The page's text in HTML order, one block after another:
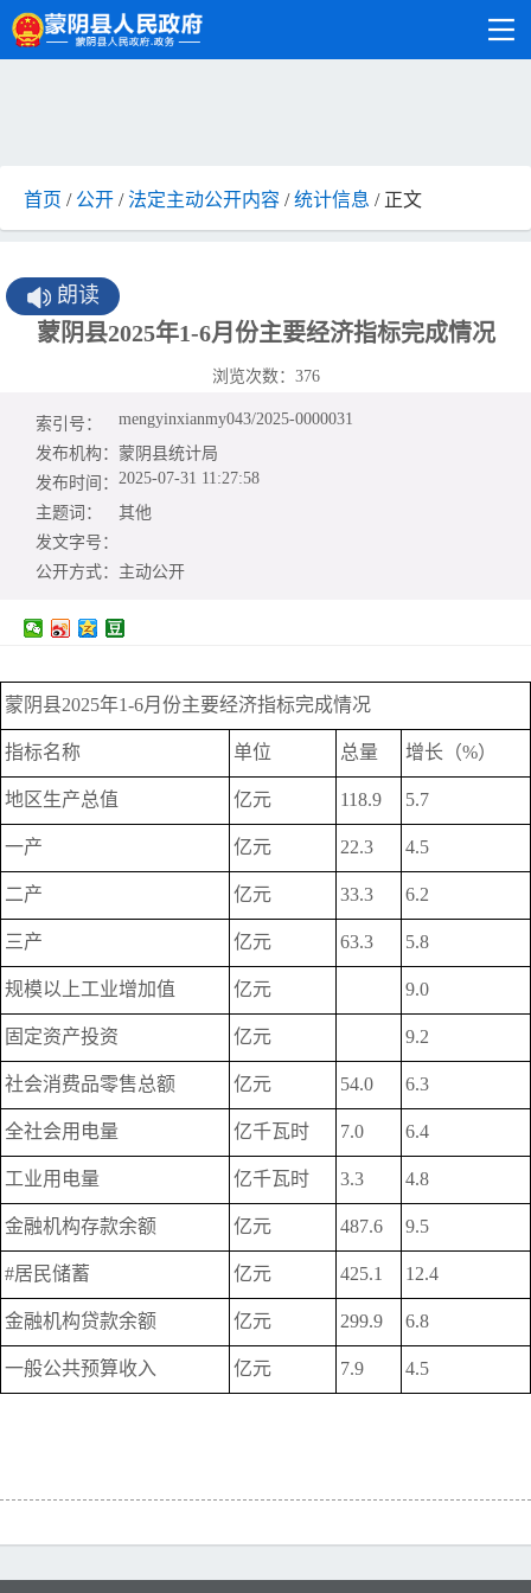
首页 / 公开 /法定主动公开内容 /统计信息 / 正文
朗读
蒙阴县2025年1-6月份主要经济指标完成情况
浏览次数： 376
索引号：
mengyinxianmy043/2025-0000031
发布机构： 蒙阴县统计局
发布时间： 2025-07-31 11:27:58
主题词：
其他
发文字号：
公开方式： 主动公开
蒙阴县2025年1-6月份主要经济指标完成情况
指标名称 单位 总量 增长（%）
地区生产总值 亿元 118.9 5.7
一产 亿元 22.3 4.5
二产 亿元 33.3 6.2
三产 亿元 63.3 5.8
规模以上工业增加值 亿元 9.0
固定资产投资 亿元 9.2
社会消费品零售总额 亿元 54.0 6.3
全社会用电量 亿千瓦时 7.0 6.4
工业用电量 亿千瓦时 3.3 4.8
金融机构存款余额 亿元 487.6 9.5
#居民储蓄 亿元 425.1 12.4
金融机构贷款余额 亿元 299.9 6.8
一般公共预算收入 亿元 7.9 4.5